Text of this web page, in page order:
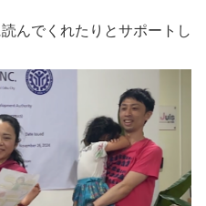
んでくれたりとサポートし